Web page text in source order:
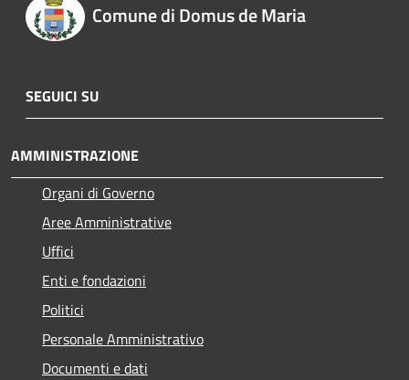
Comune di Domus de Maria
SEGUICI SU
AMMINISTRAZIONE
Organi di Governo
Aree Amministrative
Uffici
Enti e fondazioni
Politici
Personale Amministrativo
Documenti e dati